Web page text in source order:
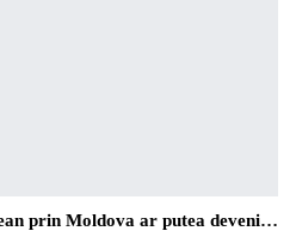
prin Moldova ar putea deveni…